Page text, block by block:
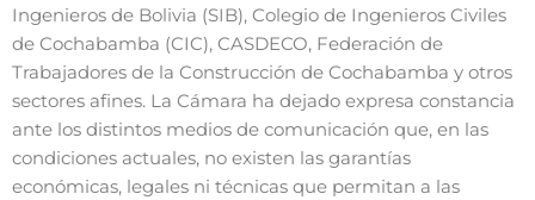
Ingenieros de Bolivia (SIB), Colegio de Ingenieros Civiles
de Cochabamba (CIC), CASDECO, Federación de
Trabajadores de la Construcción de Cochabamba y otros
sectores afines. La Cámara ha dejado expresa constancia
ante los distintos medios de comunicación que, en las
condiciones actuales, no existen las garantías
económicas, legales ni técnicas que permitan a las